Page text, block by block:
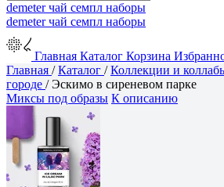
demeterчай семпл наборы
demeterчай семпл наборы
Главная Каталог Корзина
Главная /Каталог /Коллекции и
городе /Эскимо в сиреневом парке
Миксы под образы К описанию